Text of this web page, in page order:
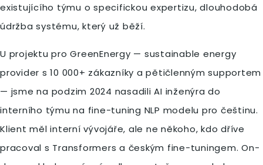
existujícího týmu o specifickou expertizu, dlouhodobá
údržba systému, který už běží.
U projektu pro GreenEnergy — sustainable energy
provider s 10 000+ zákazníky a pětičlenným supportem
— jsme na podzim 2024 nasadili AI inženýra do
interního týmu na fine-tuning NLP modelu pro češtinu.
Klient měl interní vývojáře, ale ne někoho, kdo dříve
pracoval s Transformers a českým fine-tuningem. On-